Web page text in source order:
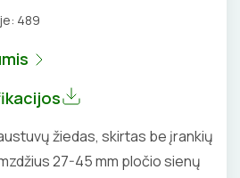
489
žiedas, skirtas be įrankių
27-45 mm pločio sienų